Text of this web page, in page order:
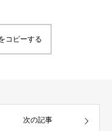
コピーする
次の記事